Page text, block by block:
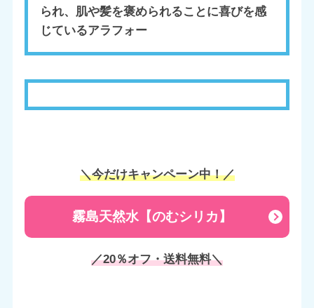
られ、肌や髪を褒められることに喜びを感
じているアラフォー
＼今だけキャンペーン中！／
霧島天然水【のむシリカ】
／20％オフ・送料無料＼